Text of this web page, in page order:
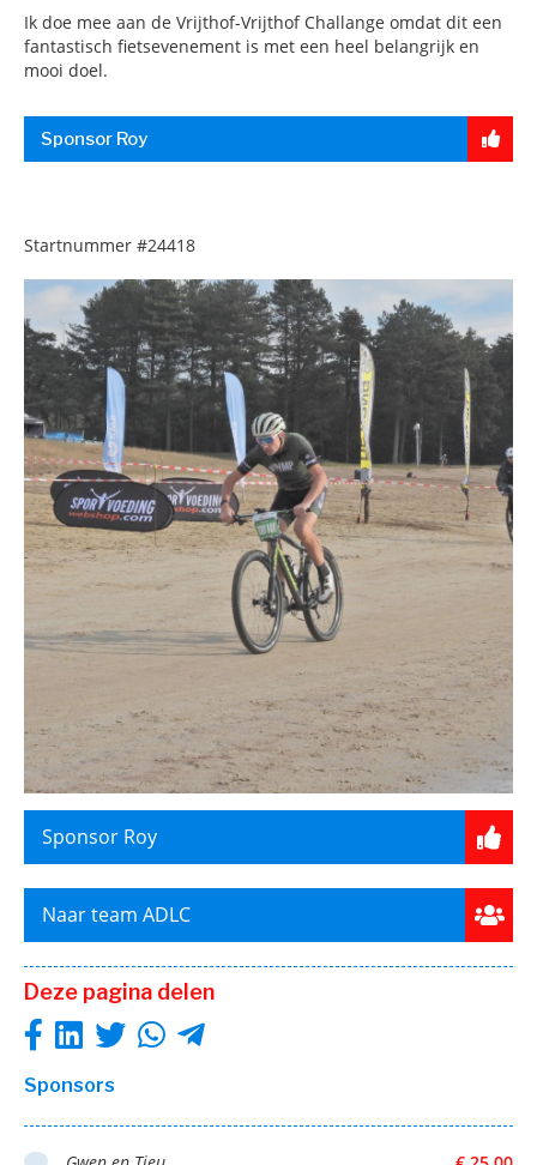
Ik doe mee aan de Vrijthof-Vrijthof Challange omdat dit een
fantastisch fietsevenement is met een heel belangrijk en
mooi doel.
Sponsor Roy
Startnummer #24418
Sponsor Roy
Naar team ADLC
Deze pagina delen
Sponsors